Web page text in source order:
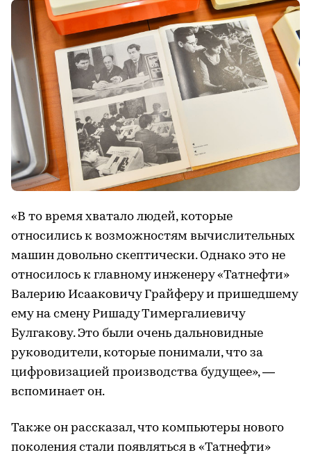
«В то время хватало людей, которые
относились к возможностям вычислительных
машин довольно скептически. Однако это не
относилось к главному инженеру «Татнефти»
Валерию Исааковичу Грайферу и пришедшему
ему на смену Ришаду Тимергалиевичу
Булгакову. Это были очень дальновидные
руководители, которые понимали, что за
цифровизацией производства будущее», —
вспоминает он.
Также он рассказал, что компьютеры нового
поколения стали появляться в «Татнефти»